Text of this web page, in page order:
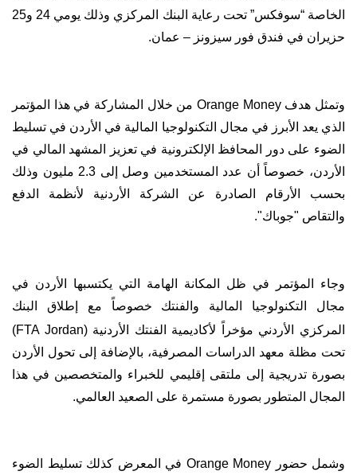
الخاصة “سوفكس” تحت رعاية البنك المركزي وذلك يومي 24 و25
حزيران في فندق فور سيزونز – عمان.
وتمثل هدفOrange Money من خلال المشاركة في هذا المؤتمر
الذي يعد الأبرز في مجال التكنولوجيا المالية في الأردن في تسليط
الضوء على دور المحافظ الإلكترونية في تعزيز المشهد المالي في
الأردن، خصوصاً أن عدد المستخدمين وصل إلى 2.3 مليون وذلك
بحسب الأرقام الصادرة عن الشركة الأردنية لأنظمة الدفع
والتقاص "جوباك".
وجاء المؤتمر في ظل المكانة الهامة التي يكتسبها الأردن في
مجال التكنولوجيا المالية والفنتك خصوصاً مع إطلاق البنك
المركزي الأردني مؤخراً لأكاديمية الفنتك الأردنية(
FTA Jordan
)
تحت مظلة معهد الدراسات المصرفية، بالإضافة إلى تحول الأردن
بصورة تدريجية إلى ملتقى إقليمي للخبراء والمتخصصين في هذا
المجال المتطور بصورة مستمرة على الصعيد العالمي.
وشمل حضور Orange Money في المعرض كذلك تسليط الضوء